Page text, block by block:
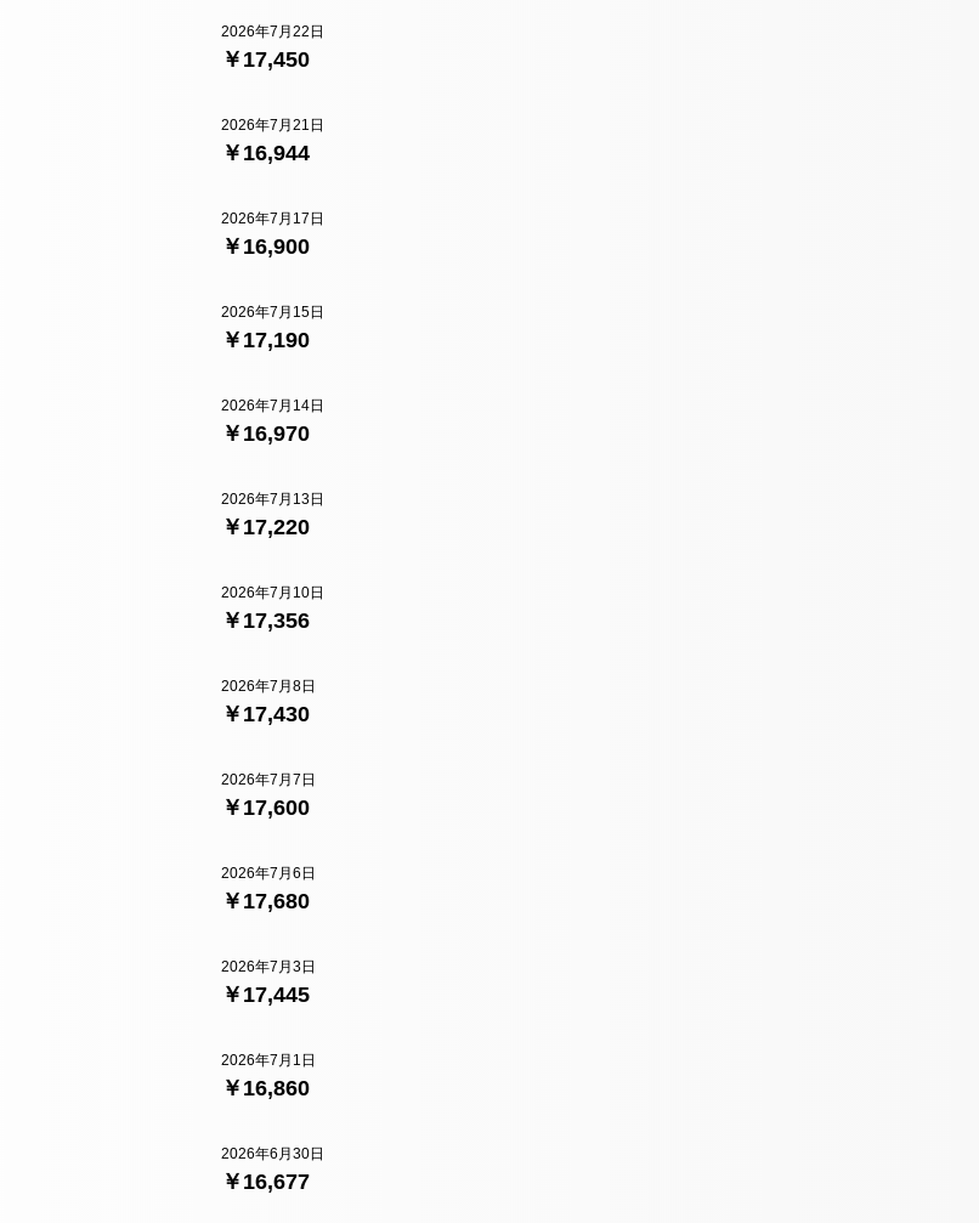
￥17,450
2026年7月22日
￥16,944
2026年7月21日
￥16,900
2026年7月17日
￥17,190
2026年7月15日
￥16,970
2026年7月14日
￥17,220
2026年7月13日
￥17,356
2026年7月10日
￥17,430
2026年7月8日
￥17,600
2026年7月7日
￥17,680
2026年7月6日
￥17,445
2026年7月3日
￥16,860
2026年7月1日
￥16,677
2026年6月30日